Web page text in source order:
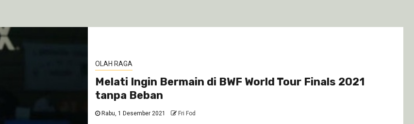
OLAH RAGA
Melati Ingin Bermain di BWF World Tour Finals 2021
tanpa Beban
Rabu, 1 Desember 2021 Fri Fod